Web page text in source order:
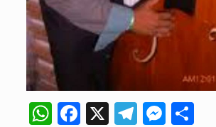
WhatsApp
Facebook
X